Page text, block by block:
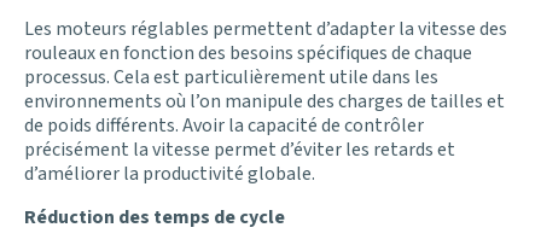
Les moteurs réglables permettent d’adapter la vitesse des
rouleaux en fonction des besoins spécifiques de chaque
processus. Cela est particulièrement utile dans les
environnements où l’on manipule des charges de tailles et
de poids différents. Avoir la capacité de contrôler
précisément la vitesse permet d’éviter les retards et
d’améliorer la productivité globale.
Réduction des temps de cycle